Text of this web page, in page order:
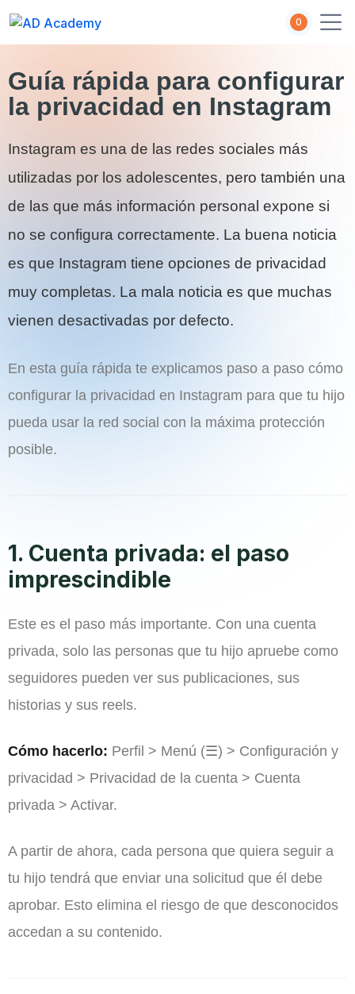
0
Guía rápida para configurar
la privacidad en Instagram
Instagram es una de las redes sociales más
utilizadas por los adolescentes, pero también una
de las que más información personal expone si
no se configura correctamente. La buena noticia
es que Instagram tiene opciones de privacidad
muy completas. La mala noticia es que muchas
vienen desactivadas por defecto.
En esta guía rápida te explicamos paso a paso cómo
configurar la privacidad en Instagram para que tu hijo
pueda usar la red social con la máxima protección
posible.
1. Cuenta privada: el paso
imprescindible
Este es el paso más importante. Con una cuenta
privada, solo las personas que tu hijo apruebe como
seguidores pueden ver sus publicaciones, sus
historias y sus reels.
Cómo hacerlo: Perfil > Menú (☰) > Configuración y
privacidad > Privacidad de la cuenta > Cuenta
privada > Activar.
A partir de ahora, cada persona que quiera seguir a
tu hijo tendrá que enviar una solicitud que él debe
aprobar. Esto elimina el riesgo de que desconocidos
accedan a su contenido.